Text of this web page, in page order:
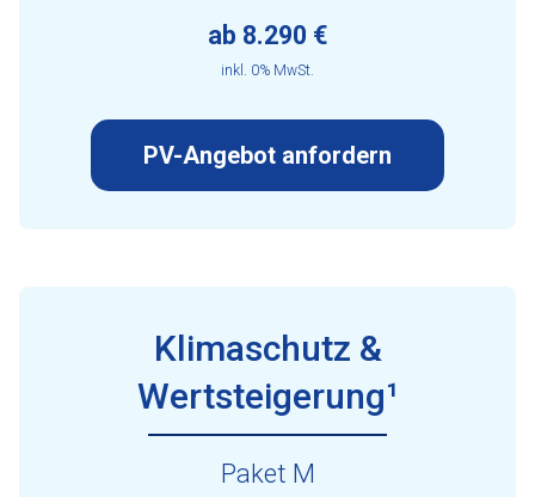
ab 8.290 €
inkl. 0% MwSt.
PV-Angebot anfordern
Klimaschutz &
Wertsteigerung¹
Paket M